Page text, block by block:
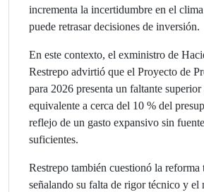
incrementa la incertidumbre en el
puede retrasar decisiones de inversión.
En este contexto, el exministro de
Restrepo advirtió que el Proyecto de
para 2026 presenta un faltante
equivalente a cerca del 10 % del
reflejo de un gasto expansivo sin
suficientes.
Restrepo también cuestionó la reforma
señalando su falta de rigor técnico y el